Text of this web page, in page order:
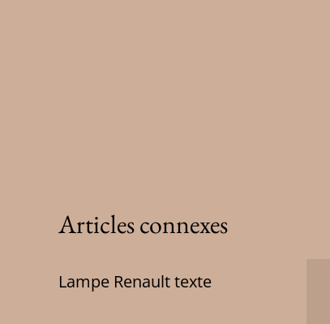
Articles connexes
Lampe Renault texte